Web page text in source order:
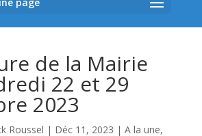
de la Mairie
22 et 29
2023
Roussel | Déc 11, 2023 | A la une,